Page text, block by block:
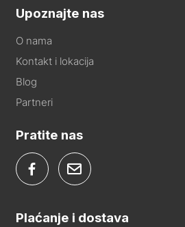
Upoznajte nas
O nama
Kontakt i lokacija
Blog
Partneri
Pratite nas
Plaćanje i dostava